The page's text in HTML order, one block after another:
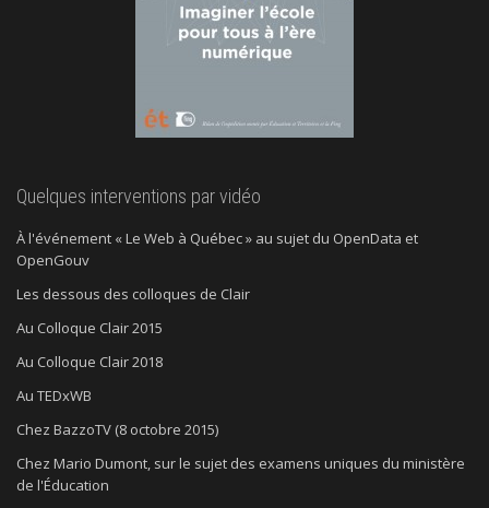
Quelques interventions par vidéo
À l'événement « Le Web à Québec » au sujet du OpenData et
OpenGouv
Les dessous des colloques de Clair
Au Colloque Clair 2015
Au Colloque Clair 2018
Au TEDxWB
Chez BazzoTV (8 octobre 2015)
Chez Mario Dumont, sur le sujet des examens uniques du ministère
de l'Éducation